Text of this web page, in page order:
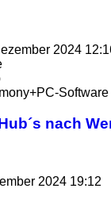
2024
Software
nach
2024 19:12